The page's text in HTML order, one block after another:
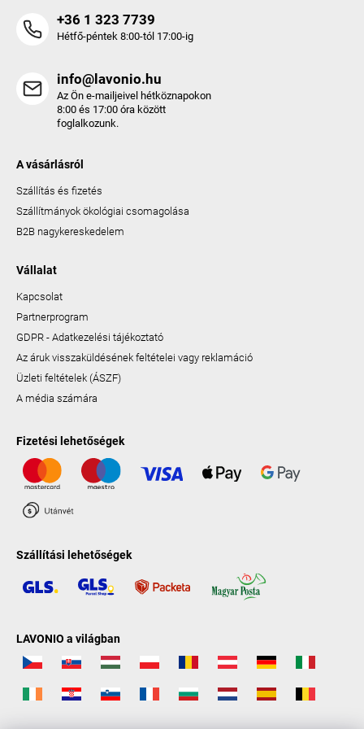
+36 1 323 7739
Hétfő-péntek 8:00-tól 17:00-ig
info@lavonio.hu
Az Ön e-mailjeivel hétköznapokon
8:00 és 17:00 óra között
foglalkozunk.
A vásárlásról
Szállítás és fizetés
Szállítmányok ökológiai csomagolása
B2B nagykereskedelem
Vállalat
Kapcsolat
Partnerprogram
GDPR - Adatkezelési tájékoztató
Az áruk visszaküldésének feltételei vagy reklamáció
Üzleti feltételek (ÁSZF)
A média számára
Fizetési lehetőségek
Szállítási lehetőségek
LAVONIO a világban